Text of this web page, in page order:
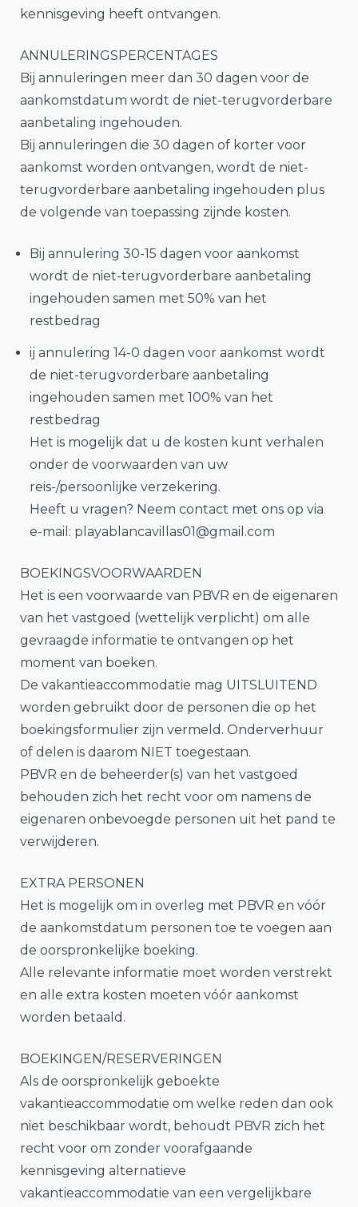
kennisgeving heeft ontvangen.
ANNULERINGSPERCENTAGES
Bij annuleringen meer dan 30 dagen voor de
aankomstdatum wordt de niet-terugvorderbare
aanbetaling ingehouden.
Bij annuleringen die 30 dagen of korter voor
aankomst worden ontvangen, wordt de niet-
terugvorderbare aanbetaling ingehouden plus
de volgende van toepassing zijnde kosten.
Bij annulering 30-15 dagen voor aankomst
wordt de niet-terugvorderbare aanbetaling
ingehouden samen met 50% van het
restbedrag
ij annulering 14-0 dagen voor aankomst wordt
de niet-terugvorderbare aanbetaling
ingehouden samen met 100% van het
restbedrag
Het is mogelijk dat u de kosten kunt verhalen
onder de voorwaarden van uw
reis-/persoonlijke verzekering.
Heeft u vragen? Neem contact met ons op via
e-mail: playablancavillas01@gmail.com
BOEKINGSVOORWAARDEN
Het is een voorwaarde van PBVR en de eigenaren
van het vastgoed (wettelijk verplicht) om alle
gevraagde informatie te ontvangen op het
moment van boeken.
De vakantieaccommodatie mag UITSLUITEND
worden gebruikt door de personen die op het
boekingsformulier zijn vermeld. Onderverhuur
of delen is daarom NIET toegestaan.
PBVR en de beheerder(s) van het vastgoed
behouden zich het recht voor om namens de
eigenaren onbevoegde personen uit het pand te
verwijderen.
EXTRA PERSONEN
Het is mogelijk om in overleg met PBVR en vóór
de aankomstdatum personen toe te voegen aan
de oorspronkelijke boeking.
Alle relevante informatie moet worden verstrekt
en alle extra kosten moeten vóór aankomst
worden betaald.
BOEKINGEN/RESERVERINGEN
Als de oorspronkelijk geboekte
vakantieaccommodatie om welke reden dan ook
niet beschikbaar wordt, behoudt PBVR zich het
recht voor om zonder voorafgaande
kennisgeving alternatieve
vakantieaccommodatie van een vergelijkbare